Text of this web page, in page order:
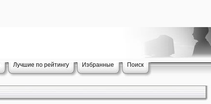
Лучшие по рейтингу Избранные Поиск